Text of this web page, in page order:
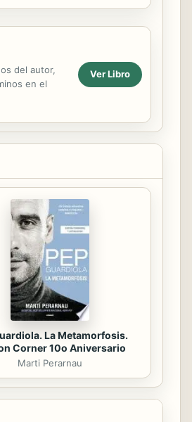
del autor,
en el
Ver Libro
La Metamorfosis.
Corner 10o Aniversario
Marti Perarnau